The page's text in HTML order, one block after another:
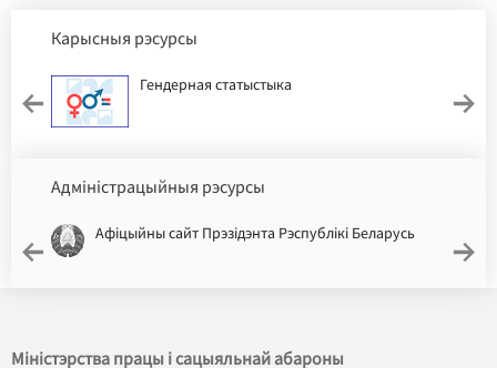
Карысныя рэсурсы
Гендерная статыстыка
Адміністрацыйныя рэсурсы
Афіцыйны сайт Прэзідэнта Рэспублікі Беларусь
Міністэрства працы і сацыяльнай абароны